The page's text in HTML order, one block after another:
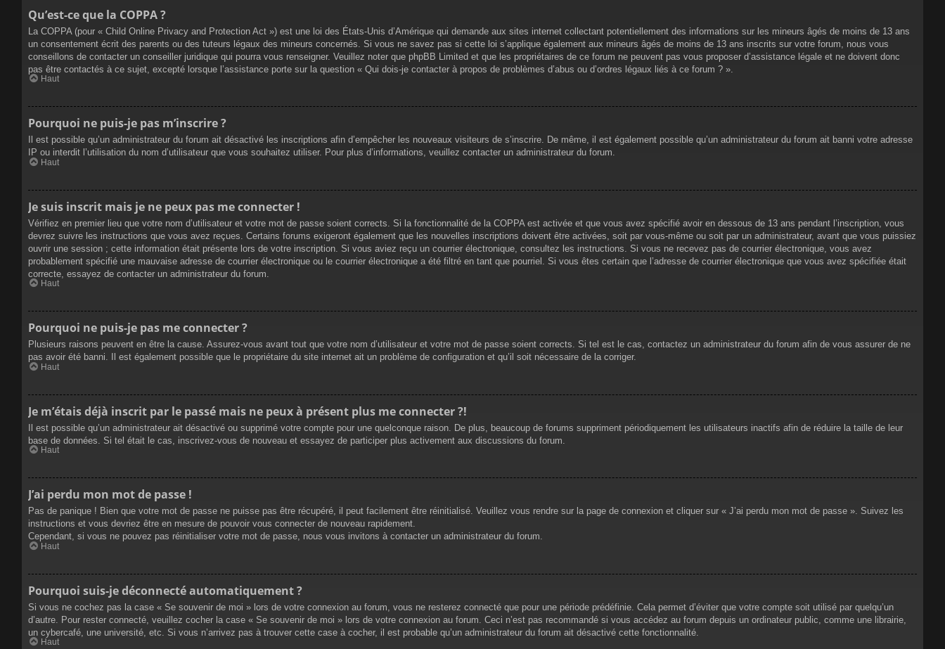
Qu’est-ce que la COPPA ?
La COPPA (pour « Child Online Privacy and Protection Act ») est une loi des États-Unis d’Amérique qui demande aux sites internet collectant potentiellement des informations sur les mineurs âgés de moins de 13 ans
un consentement écrit des parents ou des tuteurs légaux des mineurs concernés. Si vous ne savez pas si cette loi s’applique également aux mineurs âgés de moins de 13 ans inscrits sur votre forum, nous vous
conseillons de contacter un conseiller juridique qui pourra vous renseigner. Veuillez noter que phpBB Limited et que les propriétaires de ce forum ne peuvent pas vous proposer d’assistance légale et ne doivent donc
pas être contactés à ce sujet, excepté lorsque l’assistance porte sur la question « Qui dois-je contacter à propos de problèmes d’abus ou d’ordres légaux liés à ce forum ? ».
Haut
Pourquoi ne puis-je pas m’inscrire ?
Il est possible qu’un administrateur du forum ait désactivé les inscriptions afin d’empêcher les nouveaux visiteurs de s’inscrire. De même, il est également possible qu’un administrateur du forum ait banni votre adresse
IP ou interdit l’utilisation du nom d’utilisateur que vous souhaitez utiliser. Pour plus d’informations, veuillez contacter un administrateur du forum.
Haut
Je suis inscrit mais je ne peux pas me connecter !
Vérifiez en premier lieu que votre nom d’utilisateur et votre mot de passe soient corrects. Si la fonctionnalité de la COPPA est activée et que vous avez spécifié avoir en dessous de 13 ans pendant l’inscription, vous
devrez suivre les instructions que vous avez reçues. Certains forums exigeront également que les nouvelles inscriptions doivent être activées, soit par vous-même ou soit par un administrateur, avant que vous puissiez
ouvrir une session ; cette information était présente lors de votre inscription. Si vous aviez reçu un courrier électronique, consultez les instructions. Si vous ne recevez pas de courrier électronique, vous avez
probablement spécifié une mauvaise adresse de courrier électronique ou le courrier électronique a été filtré en tant que pourriel. Si vous êtes certain que l’adresse de courrier électronique que vous avez spécifiée était
correcte, essayez de contacter un administrateur du forum.
Haut
Pourquoi ne puis-je pas me connecter ?
Plusieurs raisons peuvent en être la cause. Assurez-vous avant tout que votre nom d’utilisateur et votre mot de passe soient corrects. Si tel est le cas, contactez un administrateur du forum afin de vous assurer de ne
pas avoir été banni. Il est également possible que le propriétaire du site internet ait un problème de configuration et qu’il soit nécessaire de la corriger.
Haut
Je m’étais déjà inscrit par le passé mais ne peux à présent plus me connecter ?!
Il est possible qu’un administrateur ait désactivé ou supprimé votre compte pour une quelconque raison. De plus, beaucoup de forums suppriment périodiquement les utilisateurs inactifs afin de réduire la taille de leur
base de données. Si tel était le cas, inscrivez-vous de nouveau et essayez de participer plus activement aux discussions du forum.
Haut
J’ai perdu mon mot de passe !
Pas de panique ! Bien que votre mot de passe ne puisse pas être récupéré, il peut facilement être réinitialisé. Veuillez vous rendre sur la page de connexion et cliquer sur « J’ai perdu mon mot de passe ». Suivez les
instructions et vous devriez être en mesure de pouvoir vous connecter de nouveau rapidement.
Cependant, si vous ne pouvez pas réinitialiser votre mot de passe, nous vous invitons à contacter un administrateur du forum.
Haut
Pourquoi suis-je déconnecté automatiquement ?
Si vous ne cochez pas la case « Se souvenir de moi » lors de votre connexion au forum, vous ne resterez connecté que pour une période prédéfinie. Cela permet d’éviter que votre compte soit utilisé par quelqu’un
d’autre. Pour rester connecté, veuillez cocher la case « Se souvenir de moi » lors de votre connexion au forum. Ceci n’est pas recommandé si vous accédez au forum depuis un ordinateur public, comme une librairie,
un cybercafé, une université, etc. Si vous n’arrivez pas à trouver cette case à cocher, il est probable qu’un administrateur du forum ait désactivé cette fonctionnalité.
Haut